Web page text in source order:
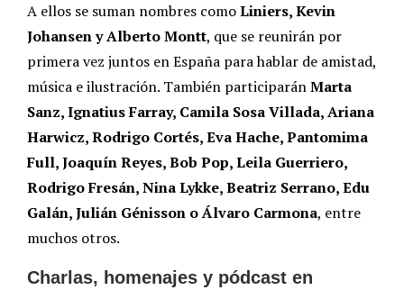
A ellos se suman nombres comoLiniers, Kevin
Johansen y Alberto Montt, que se reunirán por
primera vez juntos en España para hablar de amistad,
música e ilustración. También participaránMarta
Sanz, Ignatius Farray, Camila Sosa Villada, Ariana
Harwicz, Rodrigo Cortés, Eva Hache, Pantomima
Full, Joaquín Reyes, Bob Pop, Leila Guerriero,
Rodrigo Fresán, Nina Lykke, Beatriz Serrano, Edu
Galán, Julián Génisson o Álvaro Carmona, entre
muchos otros.
Charlas, homenajes y pódcast en